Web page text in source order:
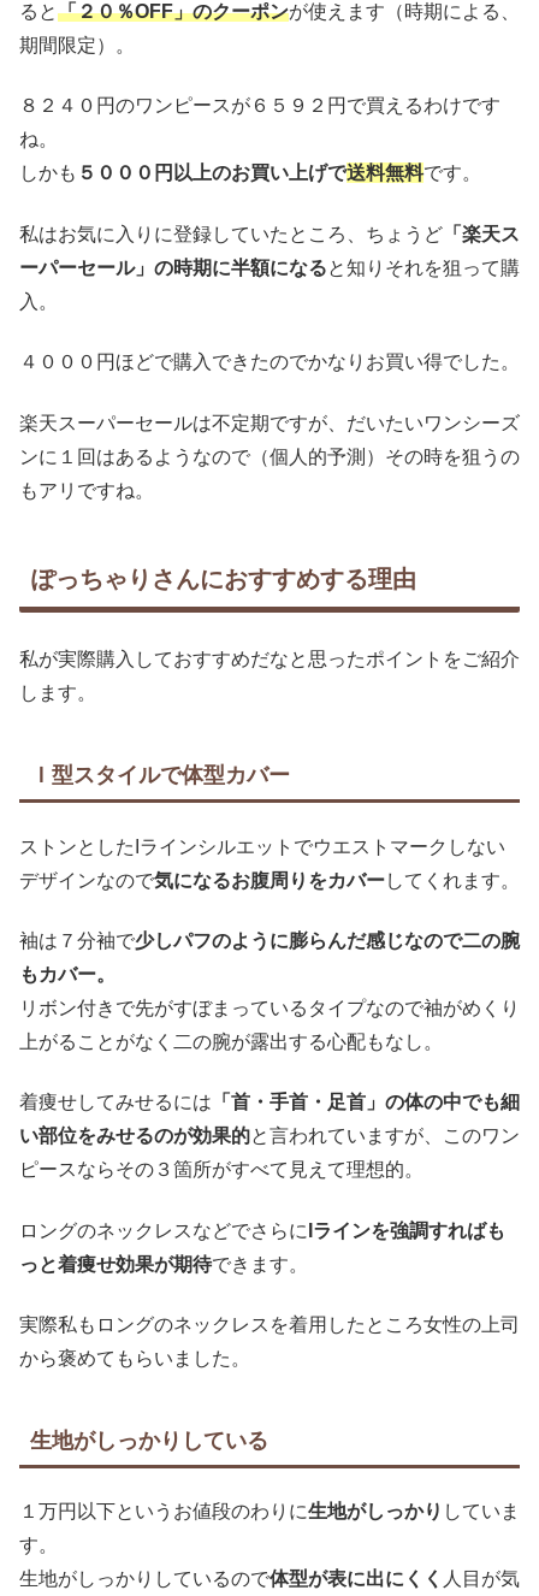
ると「２０％OFF」のクーポンが使えます（時期による、
期間限定）。
８２４０円のワンピースが６５９２円で買えるわけです
ね。
しかも ５０００円以上のお買い上げで送料無料です。
私はお気に入りに登録していたところ、ちょうど 「楽天ス
ーパーセール」の時期に半額になると知りそれを狙って購
入。
４０００円ほどで購入できたのでかなりお買い得でした。
楽天スーパーセールは不定期ですが、だいたいワンシーズ
ンに１回はあるようなので（個人的予測）その時を狙うの
もアリですね。
ぽっちゃりさんにおすすめする理由
私が実際購入しておすすめだなと思ったポイントをご紹介
します。
Ｉ型スタイルで体型カバー
ストンとしたIラインシルエットでウエストマークしない
デザインなので気になるお腹周りをカバーしてくれます。
袖は７分袖で少しパフのように膨らんだ感じなので二の腕
もカバー。
リボン付きで先がすぼまっているタイプなので袖がめくり
上がることがなく二の腕が露出する心配もなし。
着痩せしてみせるには 「首・手首・足首」の体の中でも細
い部位をみせるのが効果的と言われていますが、このワン
ピースならその３箇所がすべて見えて理想的。
ロングのネックレスなどでさらに Iラインを強調すればも
っと着痩せ効果が期待できます。
実際私もロングのネックレスを着用したところ女性の上司
から褒めてもらいました。
生地がしっかりしている
１万円以下というお値段のわりに生地がしっかり していま
す。
生地がしっかりしているので体型が表に出にくく 人目が気